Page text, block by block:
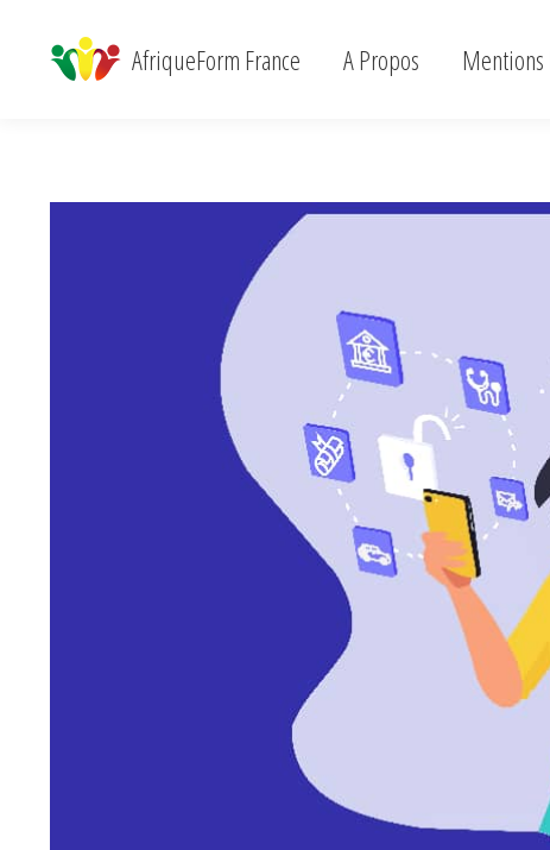
AfriqueForm France A Propos Mentions
AfriqueForm France A Propos